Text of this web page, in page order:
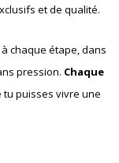
et de qualité.
chaque étape, dans
pression. Chaque
tu puisses vivre une